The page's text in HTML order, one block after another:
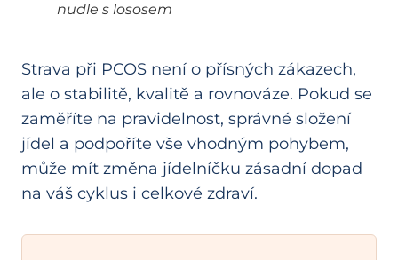
nudle s lososem
Strava při PCOS není o přísných zákazech,
ale o stabilitě, kvalitě a rovnováze. Pokud se
zaměříte na pravidelnost, správné složení
jídel a podpoříte vše vhodným pohybem,
může mít změna jídelníčku zásadní dopad
na váš cyklus i celkové zdraví.